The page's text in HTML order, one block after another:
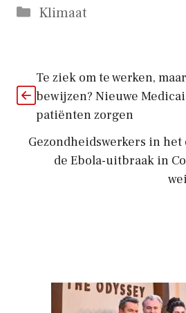
Categorieën
Klimaat
Te ziek om te werken,
bewijzen? Nieuwe
patiënten zorgen
Gezondheidswerkers in
de Ebola-uitbraak in